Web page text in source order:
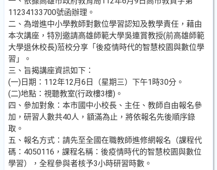
11234133700號函辦理。
二、為增進中小學教師對數位學習認知及教學責任，藉由
本次講座，特別邀請高雄師範大學吳連賞教授(前高雄師範
大學退休校長)蒞校分享「後疫情時代的智慧校園與數位學
習」。
三、旨揭講座資訊如下：
(一)日期：112年12月6日（星期三）下午1時30分。
(二)地點：視聽教室(行政樓3樓)。
四、參加對象：本市國中小校長、主任、教師自由報名參
加，研習人數共40人，額滿為止，將依報名先後順序錄
取。
五、報名方式：請先至全國在職教師進修網報名（課程代
碼：4050116，課程名稱：後疫情時代的智慧校園與數位
學習），全程參與者核予3小時研習時數。